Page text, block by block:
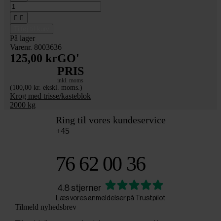
 
På lager
Varenr. 8003636
125,00 krGO'
PRIS
inkl. moms
(100,00 kr. ekskl. moms.)
Krog med trisse/kasteblok
2000 kg
Ring til vores kundeservice
+45
76 62 00 36
4.8 stjerner
Læs vores anmeldelser på Trustpilot
Tilmeld nyhedsbrev